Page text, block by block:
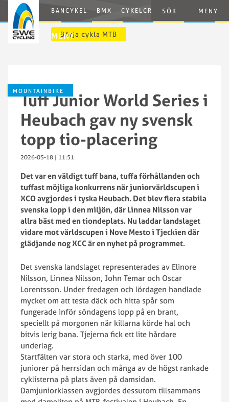
BANCYKEL BMX CYKELCROSS E-CYCLING
SÖK MENY
MENY
Börja cykla MTB
MOUNTAINBIKE
Tuff Junior World Series i
Heubach gav ny svensk
topp tio-placering
2026-05-18 | 11:51
Det var en väldigt tuff bana, tuffa förhållanden och
tuffast möjliga konkurrens när juniorvärldscupen i
XCO avgjordes i tyska Heubach. Det blev flera stabila
svenska lopp i den miljön, där Linnea Nilsson var
allra bäst med en tiondeplats. Nu laddar landslaget
vidare mot världscupen i Nove Mesto i Tjeckien där
glädjande nog XCC är en nyhet på programmet.
Det svenska landslaget representerades av Elinore
Nilsson, Linnea Nilsson, John Temar och Oscar
Lorentsson. Under fredagen och lördagen handlade
mycket om att testa däck och hitta spår som
fungerade inför söndagens lopp på en brant,
speciellt på morgonen när killarna körde hal och
bitvis lerig bana. Tjejerna fick ett lite hårdare
underlag.
Startfälten var stora och starka, med över 100
juniorer på herrsidan och många av de högst rankade
cyklisterna på plats även på damsidan.
Damjuniorklassen avgjordes dessutom tillsammans